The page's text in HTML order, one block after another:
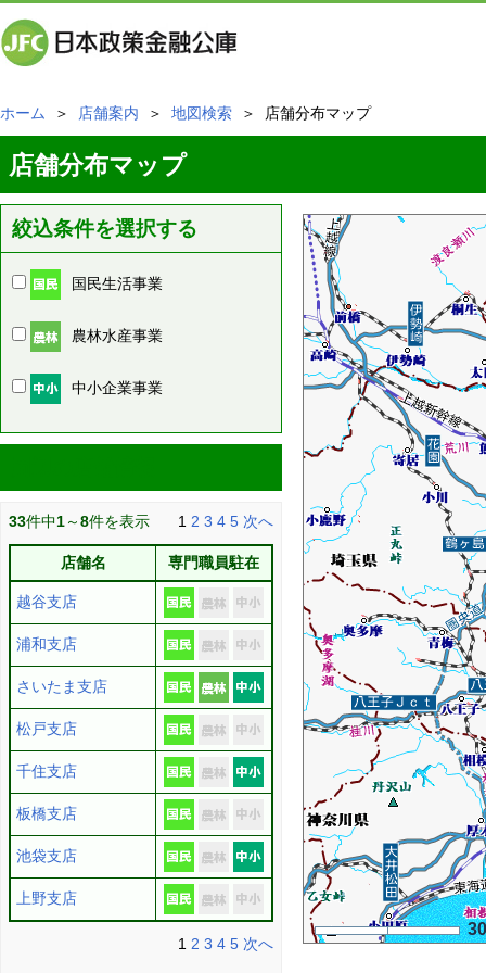
ホーム ＞ 店舗案内 ＞ 地図検索 ＞ 店舗分布マップ
店舗分布マップ
絞込条件を選択する
国民生活事業
農林水産事業
中小企業事業
33件中1～8件を表示 1 2 3 4 5 次へ
店舗名 専門職員駐在
越谷支店
浦和支店
さいたま支店
松戸支店
千住支店
板橋支店
池袋支店
上野支店
1 2 3 4 5 次へ